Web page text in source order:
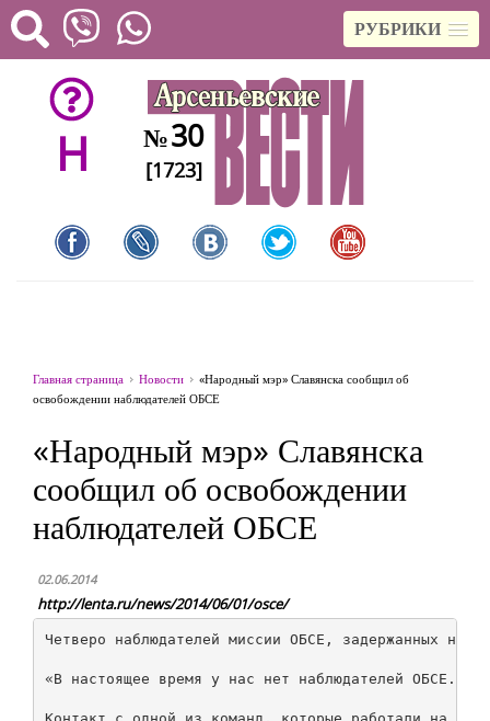
РУБРИКИ
H №30
[1723]
Главная страница Новости
«Народный мэр» Славянска сообщил об
освобождении наблюдателей ОБСЕ
«Народный мэр» Славянска
сообщил об освобождении
наблюдателей ОБСЕ
02.06.2014
http://lenta.ru/news/2014/06/01/osce/
Четверо наблюдателей миссии ОБСЕ, задержанных на
«В настоящее время у нас нет наблюдателей ОБСЕ.